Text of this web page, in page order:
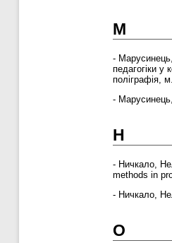
М
-
педагогіки у
поліграфія,
-
Н
- Ничкало,
methods in
- Ничкало,
О